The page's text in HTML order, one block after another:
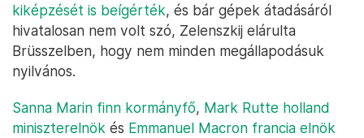
kiképzését is beígérték, és bár gépek átadásáról
hivatalosan nem volt szó, Zelenszkij elárulta
Brüsszelben, hogy nem minden megállapodásuk
nyilvános.
Sanna Marin finn kormányfő, Mark Rutte holland
miniszterelnök és Emmanuel Macron francia elnök